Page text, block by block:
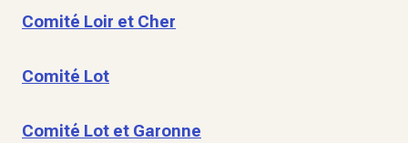
Comité Loir et Cher
Comité Lot
Comité Lot et Garonne